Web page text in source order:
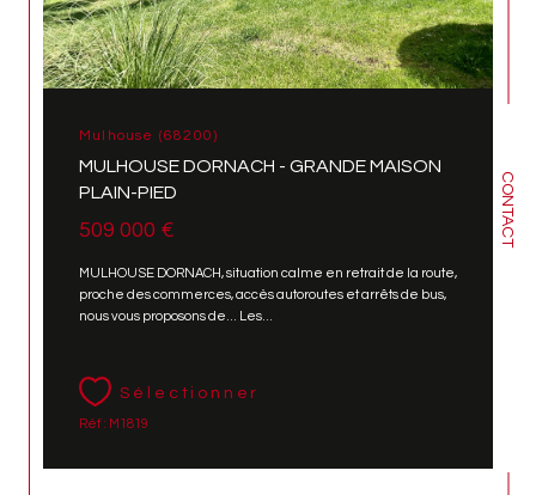
CONTACT
Mulhouse (68200)
MULHOUSE DORNACH - GRANDE MAISON
PLAIN-PIED
509 000 €
MULHOUSE DORNACH, situation calme en retrait de la route,
proche des commerces, accès autoroutes et arrêts de bus,
nous vous proposons de... Les...
Sélectionner
Réf : M1819